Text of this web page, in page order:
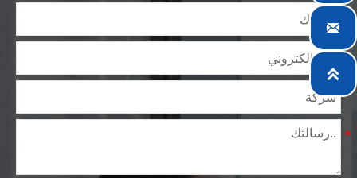
تدريجياً ولدينا الآن خمس مستودعات توزيع مبنية لهذا الغرض
ومرافق متخصصة لمعالجة الصلب تقدم خدمات لصناعات

